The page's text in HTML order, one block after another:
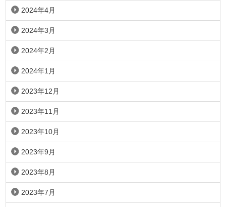
2024年4月
2024年3月
2024年2月
2024年1月
2023年12月
2023年11月
2023年10月
2023年9月
2023年8月
2023年7月